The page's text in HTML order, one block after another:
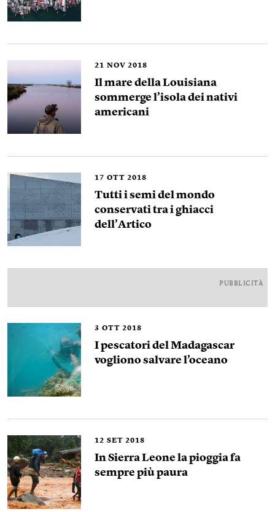
21 NOV 2018
Il mare della Louisiana
sommerge l’isola dei nativi
americani
17 OTT 2018
Tutti i semi del mondo
conservati tra i ghiacci
dell’Artico
PUBBLICITÀ
3 OTT 2018
I pescatori del Madagascar
vogliono salvare l’oceano
12 SET 2018
In Sierra Leone la pioggia fa
sempre più paura